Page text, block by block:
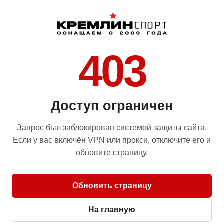
403
Доступ ограничен
Запрос был заблокирован системой защиты сайта.
Если у вас включён VPN или прокси, отключите его и
обновите страницу.
Обновить страницу
На главную